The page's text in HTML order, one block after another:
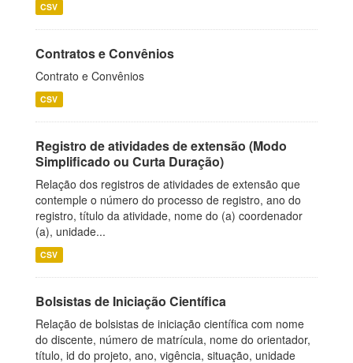
CSV
Contratos e Convênios
Contrato e Convênios
CSV
Registro de atividades de extensão (Modo
Simplificado ou Curta Duração)
Relação dos registros de atividades de extensão que
contemple o número do processo de registro, ano do
registro, título da atividade, nome do (a) coordenador
(a), unidade...
CSV
Bolsistas de Iniciação Científica
Relação de bolsistas de iniciação científica com nome
do discente, número de matrícula, nome do orientador,
título, id do projeto, ano, vigência, situação, unidade